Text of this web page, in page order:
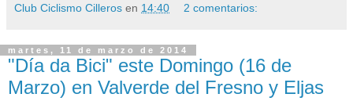
Club Ciclismo Cilleros en 14:40 2 comentarios:
martes, 11 de marzo de 2014
"Día da Bici" este Domingo (16 de
Marzo) en Valverde del Fresno y Eljas